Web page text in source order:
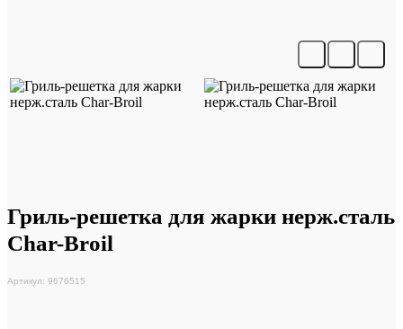
Гриль-решетка для жарки нерж.сталь
Char-Broil
Артикул: 9676515